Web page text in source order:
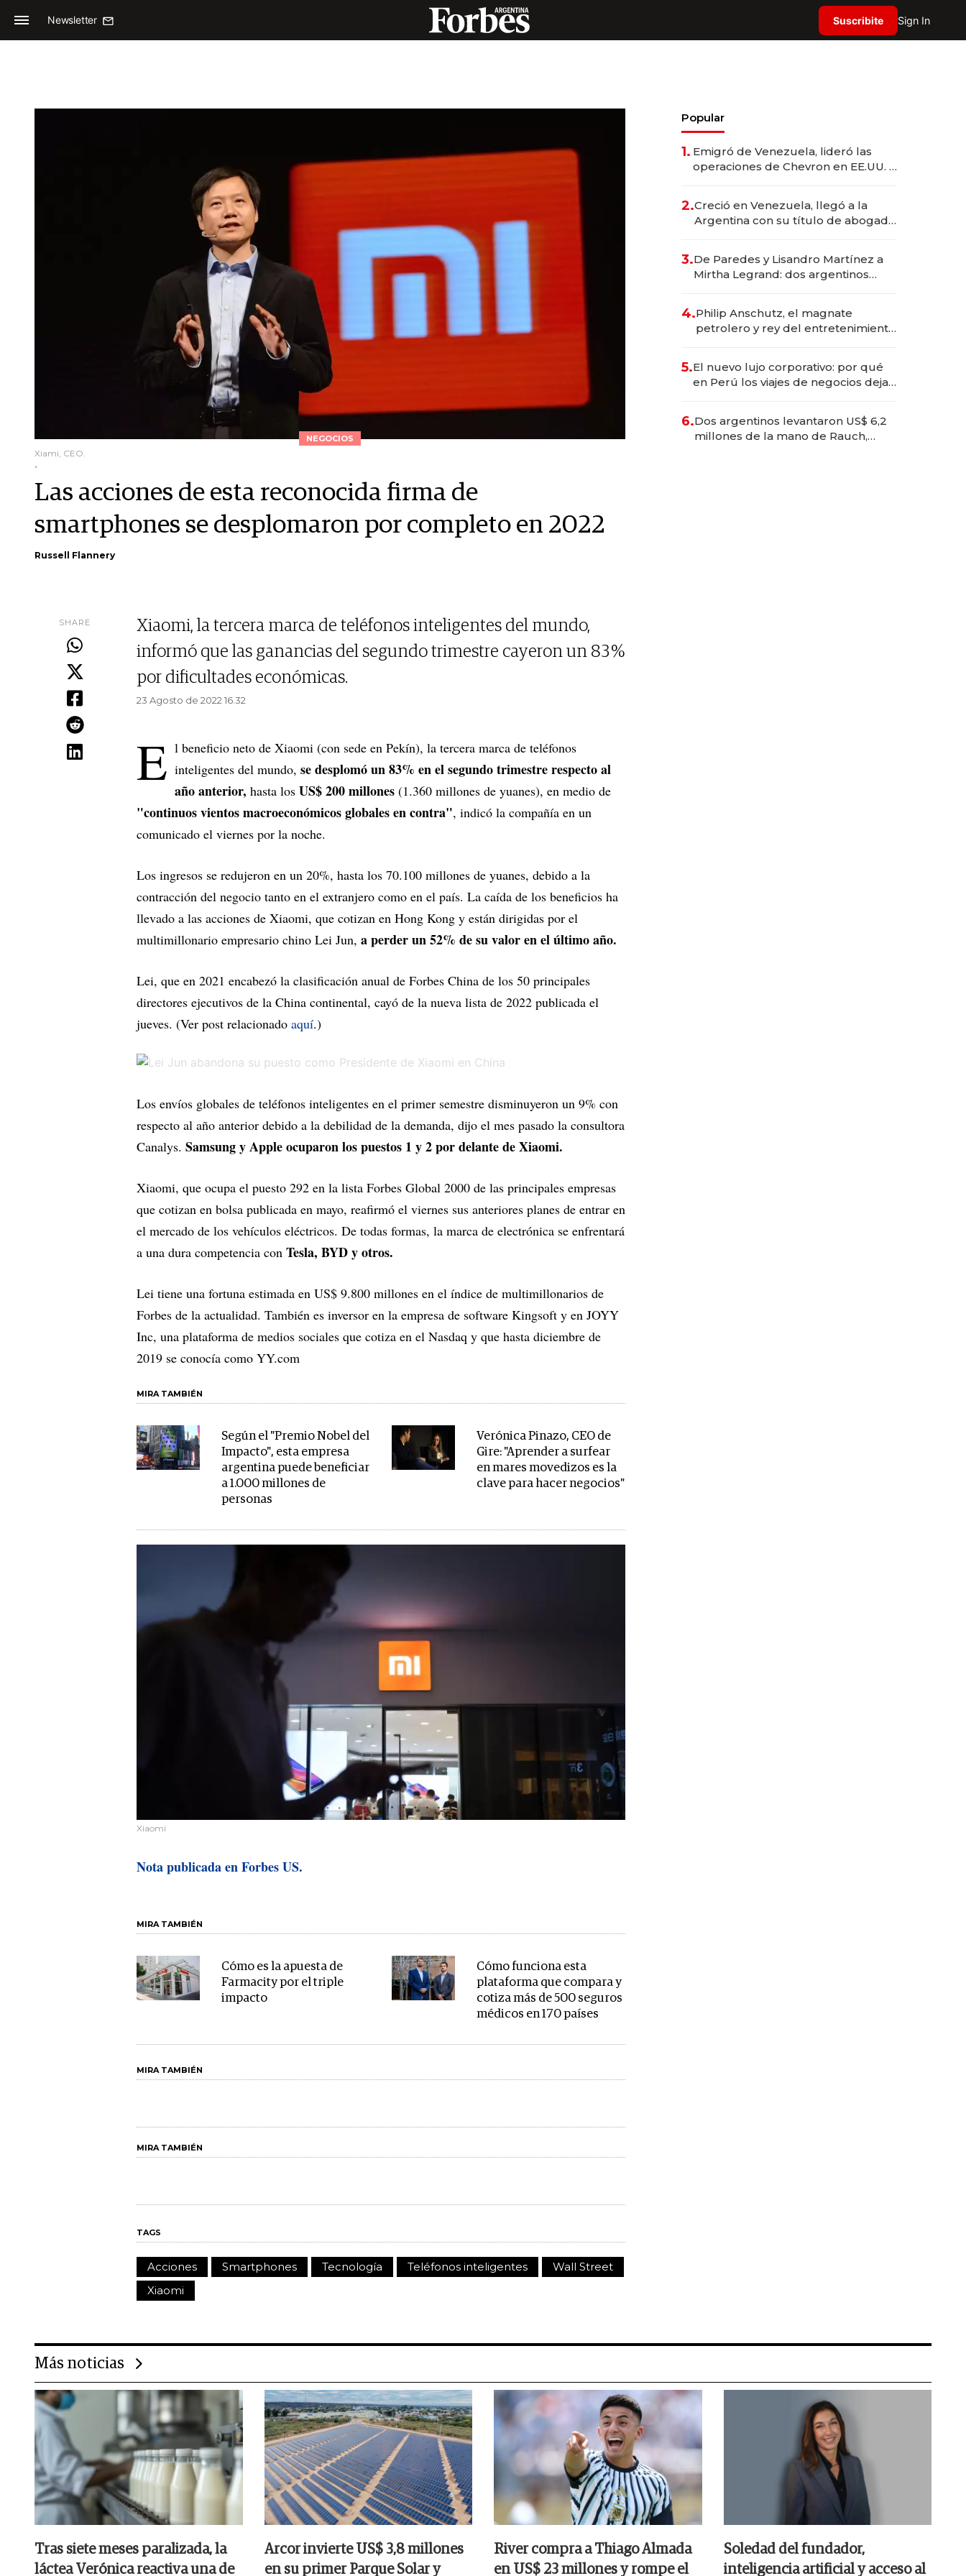
Newsletter Suscribite Sign In
NEGOCIOS
Xiami, CEO.
.
Las acciones de esta reconocida firma de
smartphones se desplomaron por completo en 2022
Russell Flannery
SHARE
Xiaomi, la tercera marca de teléfonos inteligentes del mundo,
informó que las ganancias del segundo trimestre cayeron un 83 %
por dificultades económicas.
23 Agosto de 2022 16.32
E l beneficio neto de Xiaomi (con sede en Pekín), la tercera marca de teléfonos
inteligentes del mundo, se desplomó un 83% en el segundo trimestre respecto al
año anterior, hasta los US$ 200 millones (1.360 millones de yuanes), en medio de
"continuos vientos macroeconómicos globales en contra", indicó la compañía en un
comunicado el viernes por la noche.
Los ingresos se redujeron en un 20%, hasta los 70.100 millones de yuanes, debido a la
contracción del negocio tanto en el extranjero como en el país. La caída de los beneficios ha
llevado a las acciones de Xiaomi, que cotizan en Hong Kong y están dirigidas por el
multimillonario empresario chino Lei Jun, a perder un 52% de su valor en el último año.
Lei, que en 2021 encabezó la clasificación anual de Forbes China de los 50 principales
directores ejecutivos de la China continental, cayó de la nueva lista de 2022 publicada el
jueves. (Ver post relacionado aquí.)
Los envíos globales de teléfonos inteligentes en el primer semestre disminuyeron un 9% con
respecto al año anterior debido a la debilidad de la demanda, dijo el mes pasado la consultora
Canalys. Samsung y Apple ocuparon los puestos 1 y 2 por delante de Xiaomi.
Xiaomi, que ocupa el puesto 292 en la lista Forbes Global 2000 de las principales empresas
que cotizan en bolsa publicada en mayo, reafirmó el viernes sus anteriores planes de entrar en
el mercado de los vehículos eléctricos. De todas formas, la marca de electrónica se enfrentará
a una dura competencia con Tesla, BYD y otros.
Lei tiene una fortuna estimada en US$ 9.800 millones en el índice de multimillonarios de
Forbes de la actualidad. También es inversor en la empresa de software Kingsoft y en JOYY
Inc, una plataforma de medios sociales que cotiza en el Nasdaq y que hasta diciembre de
2019 se conocía como YY.com
MIRA TAMBIÉN
Según el "Premio Nobel del
Impacto", esta empresa
argentina puede beneficiar
a 1.000 millones de
personas
Verónica Pinazo, CEO de
Gire: "Aprender a surfear
en mares movedizos es la
clave para hacer negocios"
Xiaomi
Nota publicada en Forbes US.
MIRA TAMBIÉN
Cómo es la apuesta de
Farmacity por el triple
impacto
Cómo funciona esta
plataforma que compara y
cotiza más de 500 seguros
médicos en 170 países
MIRA TAMBIÉN
MIRA TAMBIÉN
TAGS
Acciones Smartphones Tecnología Teléfonos inteligentes
Wall Street
Xiaomi
Popular
1. Emigró de Venezuela, lideró las
operaciones de Chevron en EE.UU. y
2.Creció en Venezuela, llegó a la
Argentina con su título de abogado
marcas "fast premium"
3.De Paredes y Lisandro Martínez a
Mirtha Legrand: dos argentinos
4.Philip Anschutz, el magnate
petrolero y rey del entretenimiento
5.El nuevo lujo corporativo: por qué
en Perú los viajes de negocios dejan
en experiencias transformadoras
6.Dos argentinos levantaron US$ 6,2
millones de la mano de Rauch,
Más noticias
Tras siete meses paralizada, la
láctea Verónica reactiva una de
Arcor invierte US$ 3,8 millones
en su primer Parque Solar y
River compra a Thiago Almada
en US$ 23 millones y rompe el
Soledad del fundador,
inteligencia artificial y acceso al